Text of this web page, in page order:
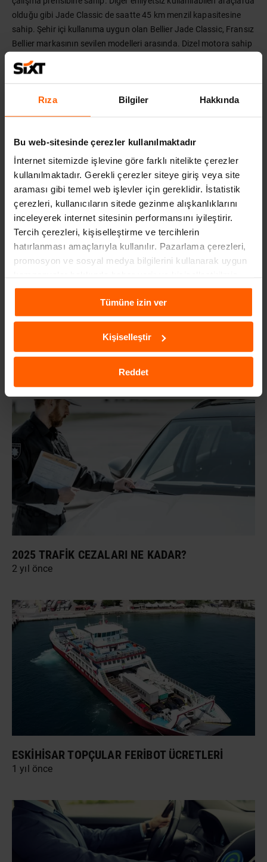
Rıza Bilgiler Hakkında
Bu web-sitesinde çerezler kullanılmaktadır
İnternet sitemizde işlevine göre farklı nitelikte çerezler
kullanılmaktadır. Gerekli çerezler siteye giriş veya site
araması gibi temel web işlevler için gereklidir. İstatistik
çerezleri, kullanıcıların sitede gezinme alışkanlıklarını
inceleyerek internet sitesinin performansını iyileştirir.
Tercih çerezleri, kişiselleştirme ve tercihlerin
hatırlanması amaçlarıyla kullanılır. Pazarlama çerezleri,
promosyon ve sosyal medya bilgilerini kullanarak uygun
içeriklerin sunulmasına yardımcı olur. Daha fazla
Çerezlere İlişkin Aydınlatma Metni
ulaşabilirsiniz.
Tümüne izin ver
Kişiselleştir
Reddet
olduğu gibi Jade Classic de saatte 45 km menzil kapasitesine
sahip. Şehir içi kullanıma uygun olan Bellier Jade Classic, Fransız
Bellier markasının sevilen modelleri arasında. Dizel motora sahip
Klasik aynı zamanda retro bir tasarıma sahip olan Bellier Jade
Classic modeli, nostaljik duruşuyla da dikkatleri üzerine
toplamayı başarır.
bakımı hakkında detaylı bilgiye sahip olabilirsiniz.
İLGILI YAZILAR
ARABA BEYAZ DUMAN ATIYOR, NEDEN?
2025 TRAFIK CEZALARI NE KADAR?
2 yıl önce
ESKIHISAR TOPÇULAR FERIBOT ÜCRETLERI
1 yıl önce